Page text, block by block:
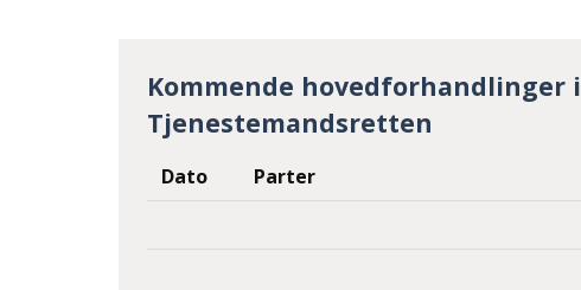
Kommende hovedforhandlinger i
Tjenestemandsretten
Dato Parter